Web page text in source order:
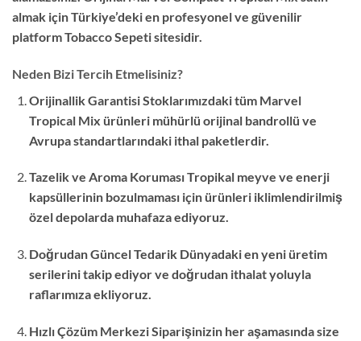
almak için Türkiye’deki en profesyonel ve güvenilir
platform Tobacco Sepeti sitesidir.
Neden Bizi Tercih Etmelisiniz?
Orijinallik Garantisi Stoklarımızdaki tüm Marvel
Tropical Mix ürünleri mühürlü orijinal bandrollü ve
Avrupa standartlarındaki ithal paketlerdir.
Tazelik ve Aroma Koruması Tropikal meyve ve enerji
kapsüllerinin bozulmaması için ürünleri iklimlendirilmiş
özel depolarda muhafaza ediyoruz.
Doğrudan Güncel Tedarik Dünyadaki en yeni üretim
serilerini takip ediyor ve doğrudan ithalat yoluyla
raflarımıza ekliyoruz.
Hızlı Çözüm Merkezi Siparişinizin her aşamasında size